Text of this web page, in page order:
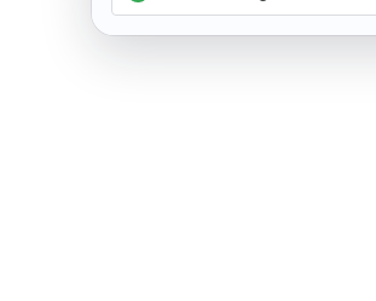
Advertisement